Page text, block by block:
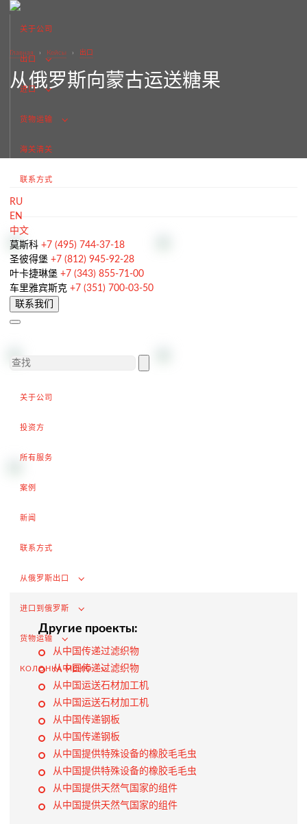
关于公司
出口
进口
货物运输
海关清关
联系方式
RU
EN
中文
莫斯科 +7 (495) 744-37-18
圣彼得堡 +7 (812) 945-92-28
叶卡捷琳堡 +7 (343) 855-71-00
车里雅宾斯克 +7 (351) 700-03-50
联系我们
关于公司
投资方
所有服务
案例
新闻
联系方式
从俄罗斯出口
进口到俄罗斯
货物运输
КОЛОНКА МЕНЮ
从俄罗斯出口
签订合同和谈判交付条款
海关清关和许可证
向外国客户供货
完成交易
外部市场推广
.
进口到俄罗斯
从中国进口货物
完成交易
选择国外供应商
在俄罗斯市场推广（为外国公司服务）
.
Доставка груза из Китая
国际航运
Главная › Кейсы › 出口
从俄罗斯向蒙古运送糖果
Другие проекты:
从中国传递过滤织物
从中国传递过滤织物
从中国运送石材加工机
从中国运送石材加工机
从中国传递钢板
从中国传递钢板
从中国提供特殊设备的橡胶毛毛虫
从中国提供特殊设备的橡胶毛毛虫
从中国提供天然气国家的组件
从中国提供天然气国家的组件